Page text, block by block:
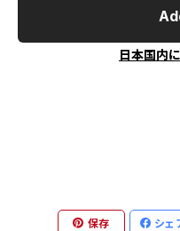
日本国内
保存 シェ